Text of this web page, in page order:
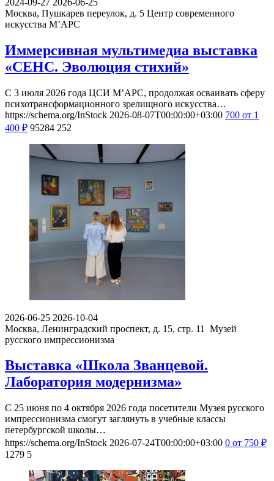
Москва, Пушкарев переулок, д. 5 Центр современного
искусства М’АРС
Иммерсивная мультимедиа выставка
«СЕНС. Эволюция стихий»
С 3 июля 2026 года ЦСИ М’АРС, продолжая осваивать сферу
психотрансформационного зрелищного искусства…
https://schema.org/InStock 2026-08-07T00:00:00+03:00 700 от 1
400 ₽ 95284 252
2026-06-25 2026-10-04
Москва, Ленинградский проспект, д. 15, стр. 11
Музей
русского импрессионизма
Выставка «Школа Званцевой.
Лаборатория модернизма»
С 25 июня по 4 октября 2026 года посетители Музея русского
импрессионизма смогут заглянуть в учебные классы
петербургской школы…
https://schema.org/InStock 2026-07-24T00:00:00+03:00 0 от 750 ₽
1279 5